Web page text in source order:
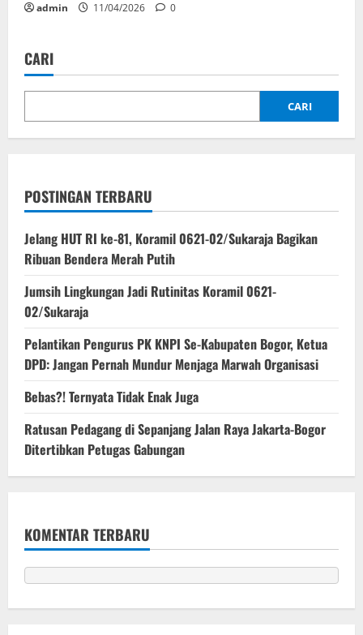
admin 11/04/2026 0
CARI
CARI
POSTINGAN TERBARU
Jelang HUT RI ke-81, Koramil 0621-02/Sukaraja Bagikan
Ribuan Bendera Merah Putih
Jumsih Lingkungan Jadi Rutinitas Koramil 0621-
02/Sukaraja
Pelantikan Pengurus PK KNPI Se-Kabupaten Bogor, Ketua
DPD: Jangan Pernah Mundur Menjaga Marwah Organisasi
Bebas?! Ternyata Tidak Enak Juga
Ratusan Pedagang di Sepanjang Jalan Raya Jakarta-Bogor
Ditertibkan Petugas Gabungan
KOMENTAR TERBARU